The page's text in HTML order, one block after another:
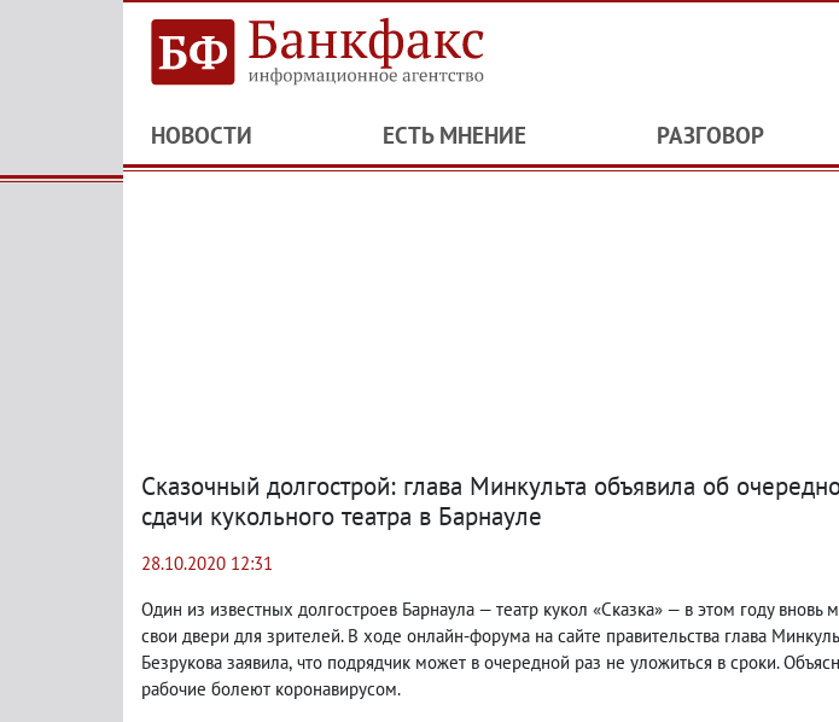
НОВОСТИ ЕСТЬ МНЕНИЕ РАЗГОВОР
Сказочный долгострой: глава Минкульта объявила об
сдачи кукольного театра в Барнауле
28.10.2020 12:31
Один из известных долгостроев Барнаула — театр кукол «Сказка» — в этом году вновь
свои двери для зрителей. В ходе онлайн-форума на сайте правительства глава
Безрукова заявила, что подрядчик может в очередной раз не уложиться в сроки.
рабочие болеют коронавирусом.